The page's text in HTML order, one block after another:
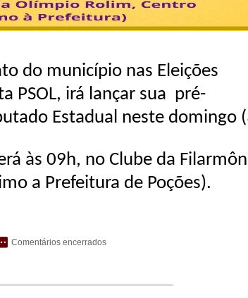
do município nas Eleições
PSOL, irá lançar sua pré-
Estadual neste domingo
às 09h, no Clube da
a Prefeitura de Poções).
Comentários encerrados